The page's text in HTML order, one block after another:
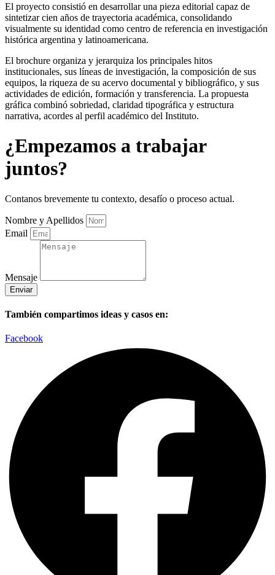
El proyecto consistió en desarrollar una pieza editorial capaz de
sintetizar cien años de trayectoria académica, consolidando
visualmente su identidad como centro de referencia en investigación
histórica argentina y latinoamericana.
El brochure organiza y jerarquiza los principales hitos
institucionales, sus líneas de investigación, la composición de sus
equipos, la riqueza de su acervo documental y bibliográfico, y sus
actividades de edición, formación y transferencia. La propuesta
gráfica combinó sobriedad, claridad tipográfica y estructura
narrativa, acordes al perfil académico del Instituto.
¿Empezamos a trabajar
juntos?
Contanos brevemente tu contexto, desafío o proceso actual.
Nombre y Apellidos
Email
Mensaje
Enviar
También compartimos ideas y casos en:
Facebook